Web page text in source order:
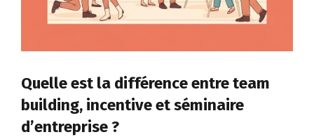
Quelle est la différence entre team
building, incentive et séminaire
d’entreprise ?